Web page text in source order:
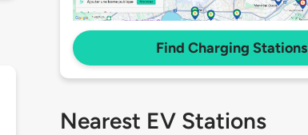
Find Charging Stations
Nearest EV Stations